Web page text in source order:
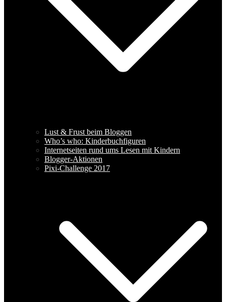
Lust & Frust beim Bloggen
Who’s who: Kinderbuchfiguren
Internetseiten rund ums Lesen mit Kindern
Blogger-Aktionen
Pixi-Challenge 2017